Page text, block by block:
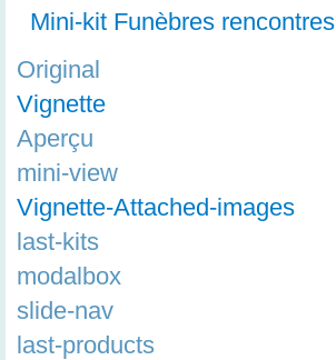
Mini-kit Funèbres rencontres
Original
Vignette
Aperçu
mini-view
Vignette-Attached-images
last-kits
modalbox
slide-nav
last-products